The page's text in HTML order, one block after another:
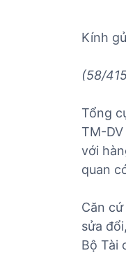
Kính
(58/
Tổng
TM-
với
quan
Căn
sửa
Bộ Tài